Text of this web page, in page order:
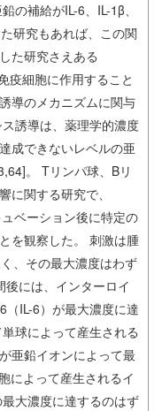
の補給がIL-6、IL-1β、
研究もあれば、この関
た研究さえある
疫細胞に作用すること
導のメカニズムに関与
誘導は、薬理学的濃度
成できないレベルの亜
。 Tリンパ球、Bリ
に関する研究で、
ベーション後に特定の
を観察した。 刺激は腫
、その最大濃度はわず
には、インターロイ
（IL-6）が最大濃度に達
球によって産生される
亜鉛イオンによって最
によって産生されるイ
大濃度に達するのはず